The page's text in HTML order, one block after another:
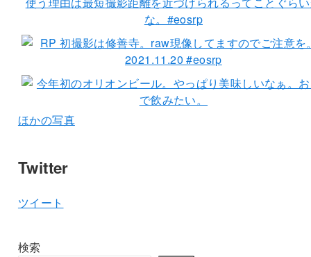
ほかの写真
Twitter
ツイート
検索